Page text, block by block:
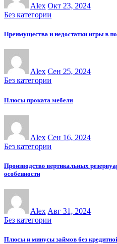
Alex Окт 23, 2024
Без категории
Преимущества и недостатки игры в
Alex Сен 25, 2024
Без категории
Плюсы проката мебели
Alex Сен 16, 2024
Без категории
Производство вертикальных
особенности
Alex Авг 31, 2024
Без категории
Плюсы и минусы займов без